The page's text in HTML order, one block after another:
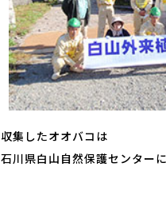
収集したオオバコは
石川県白山自然保護センター